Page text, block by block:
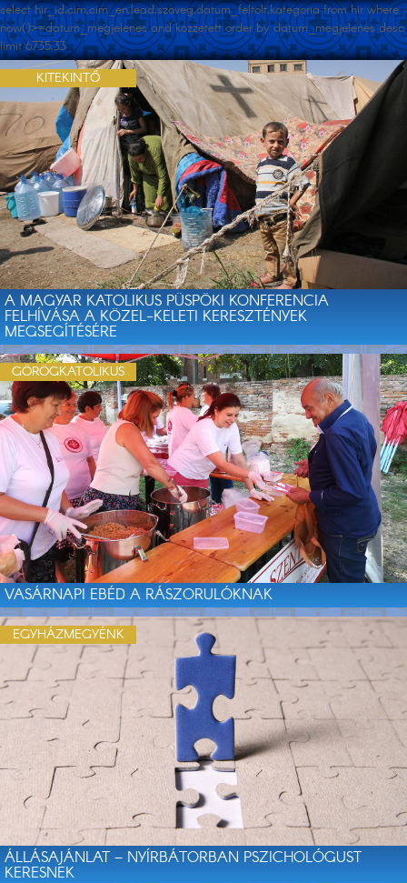
select hir_id,cim,cim_en,lead,szoveg,datum_feltolt,kategoria from hir where
now()>=datum_megjelenes and kozzetett order by datum_megjelenes desc
limit 6735,33
A MAGYAR KATOLIKUS PÜSPÖKI KONFERENCIA
FELHÍVÁSA A KÖZEL-KELETI KERESZTÉNYEK
MEGSEGÍTÉSÉRE
KITEKINTŐ
VASÁRNAPI EBÉD A RÁSZORULÓKNAK
GÖRÖGKATOLIKUS
ÁLLÁSAJÁNLAT – NYÍRBÁTORBAN PSZICHOLÓGUST
KERESNEK
EGYHÁZMEGYÉNK